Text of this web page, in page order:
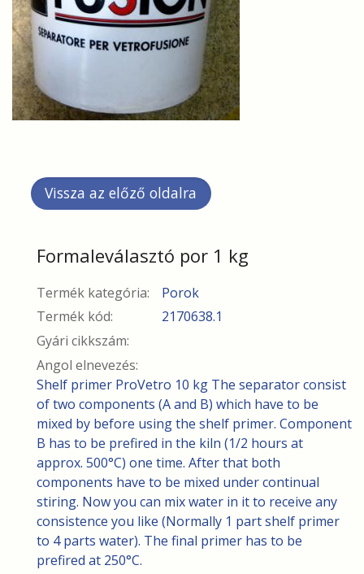
Formaleválasztó por 1 kg
Termék kategória:
Porok
Termék kód:
2170638.1
Gyári cikkszám:
Angol elnevezés:
Shelf primer ProVetro 10 kg The separator consist
of two components (A and B) which have to be
mixed by before using the shelf primer. Component
B has to be prefired in the kiln (1/2 hours at
approx. 500°C) one time. After that both
components have to be mixed under continual
stiring. Now you can mix water in it to receive any
consistence you like (Normally 1 part shelf primer
to 4 parts water). The final primer has to be
prefired at 250°C.